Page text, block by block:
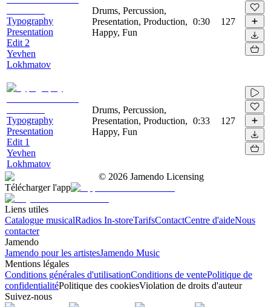
Typography
Presentation
Edit 2
Yevhen
Lokhmatov
Drums, Percussion,
Presentation, Production,
Happy, Fun
0:30 127
Typography
Presentation
Edit 1
Yevhen
Lokhmatov
Drums, Percussion,
Presentation, Production,
Happy, Fun
0:33 127
© 2026 Jamendo Licensing
Télécharger l'app
Liens utiles
Catalogue musicalRadios In-storeTarifsContactCentre d'aideNous
contacter
Jamendo
Jamendo pour les artistesJamendo Music
Mentions légales
Conditions générales d'utilisationConditions de ventePolitique de
confidentialitéPolitique des cookiesViolation de droits d'auteur
Suivez-nous